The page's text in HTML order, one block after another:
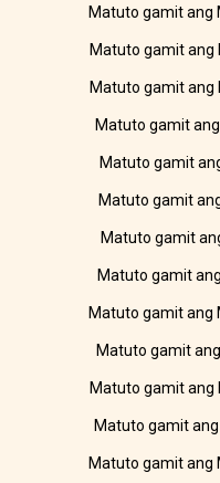
Matuto gamit ang
Matuto gamit ang
Matuto gamit ang
Matuto gamit
Matuto gamit
Matuto gamit
Matuto gamit
Matuto gamit
Matuto gamit ang
Matuto gamit
Matuto gamit ang
Matuto gamit
Matuto gamit ang